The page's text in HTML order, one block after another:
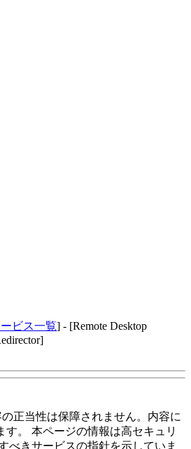
ビス一覧] - [Remote Desktop
正当性は保障されません。内容に
す。 本ページの情報は高セキュリ
べきサービスの指針を示していま